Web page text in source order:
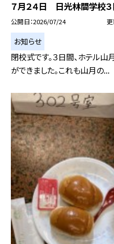
７月２４日 日光林間学校
公開日 2026/07/24
お知らせ
閉校式です。３日間、ホテル
ができました。これも山月の...